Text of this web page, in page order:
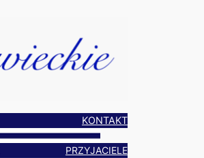
KONTAKT
PRZYJACIELE